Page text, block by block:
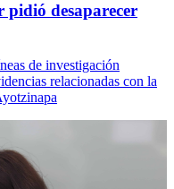
pidió desaparecer
de investigación
relacionadas con la